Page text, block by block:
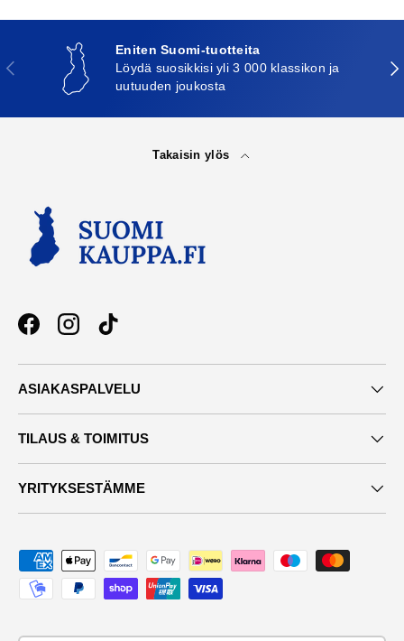
Edellinen
Eniten Suomi-tuotteita
Löydä suosikkisi yli 3 000 klassikon ja
uutuuden joukosta
Takaisin ylös
FacebookInstagramTikTok
ASIAKASPALVELU
TILAUS & TOIMITUS
YRITYKSESTÄMME
Maksutavat